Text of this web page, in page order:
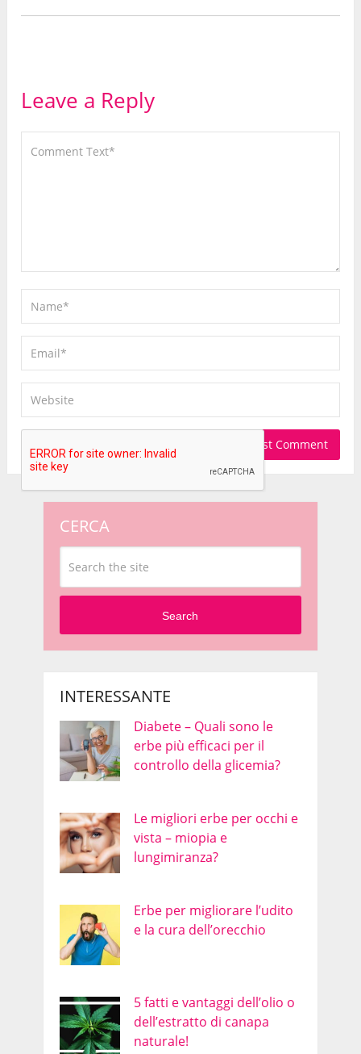
Leave a Reply
CERCA
Search
INTERESSANTE
Diabete – Quali sono le
erbe più efficaci per il
controllo della glicemia?
Le migliori erbe per occhi e
vista – miopia e
lungimiranza?
Erbe per migliorare l’udito
e la cura dell’orecchio
5 fatti e vantaggi dell’olio o
dell’estratto di canapa
naturale!